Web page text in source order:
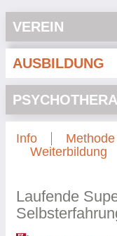
VEREIN
AUSBILDUNG
Info Methode
Weiterbildung
Laufende